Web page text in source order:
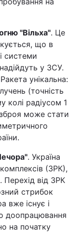
"Вільха". Це
що в
системи
у ЗСУ.
унікальна:
(точність
колі радіусом 1
може стати
. Україна
(ЗРК),
Перехід від ЗРК
стрибок
вже існує і
доопрацювання
на початку